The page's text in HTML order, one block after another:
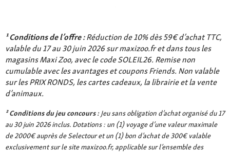
¹ Conditions de l’offre :Réduction de 10% dès 59€ d’achat TTC,
valable du 17 au 30 juin 2026 sur maxizoo.fr et dans tous les
magasins Maxi Zoo, avec le code SOLEIL26. Remise non
cumulable avec les avantages et coupons Friends. Non valable
sur les PRIX RONDS, les cartes cadeaux, la librairie et la vente
d’animaux.
² Conditions du jeu concours : Jeu sans obligation d’achat organisé du 17
au 30 juin 2026 inclus. Dotations : un (1) voyage d’une valeur maximale
de 2000€ auprès de Selectour et un (1) bon d’achat de 300€ valable
exclusivement sur le site maxizoo.fr, applicable sur l’ensemble des